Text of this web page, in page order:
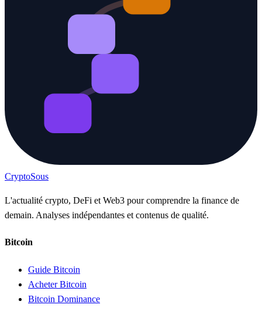
CryptoSous
L'actualité crypto, DeFi et Web3 pour comprendre la finance de
demain. Analyses indépendantes et contenus de qualité.
Bitcoin
Guide Bitcoin
Acheter Bitcoin
Bitcoin Dominance